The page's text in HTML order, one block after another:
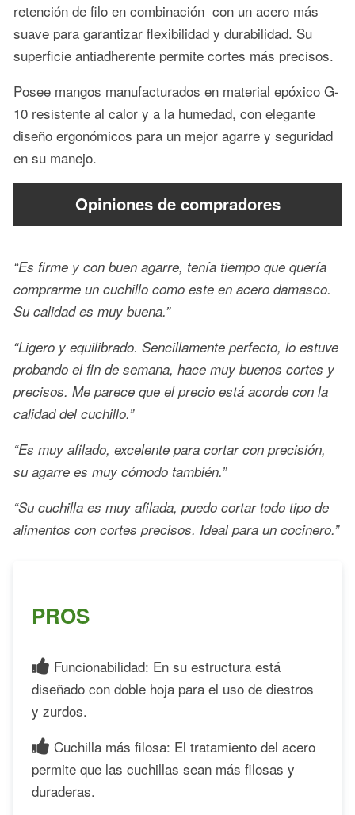
retención de filo en combinación con un acero más
suave para garantizar flexibilidad y durabilidad. Su
superficie antiadherente permite cortes más precisos.
Posee mangos manufacturados en material epóxico G-
10 resistente al calor y a la humedad, con elegante
diseño ergonómicos para un mejor agarre y seguridad
en su manejo.
Opiniones de compradores
“Es firme y con buen agarre, tenía tiempo que quería
comprarme un cuchillo como este en acero damasco.
Su calidad es muy buena.”
“Ligero y equilibrado. Sencillamente perfecto, lo estuve
probando el fin de semana, hace muy buenos cortes y
precisos. Me parece que el precio está acorde con la
calidad del cuchillo.”
“Es muy afilado, excelente para cortar con precisión,
su agarre es muy cómodo también.”
“Su cuchilla es muy afilada, puedo cortar todo tipo de
alimentos con cortes precisos. Ideal para un cocinero.”
PROS
Funcionabilidad: En su estructura está
diseñado con doble hoja para el uso de diestros
y zurdos.
Cuchilla más filosa: El tratamiento del acero
permite que las cuchillas sean más filosas y
duraderas.